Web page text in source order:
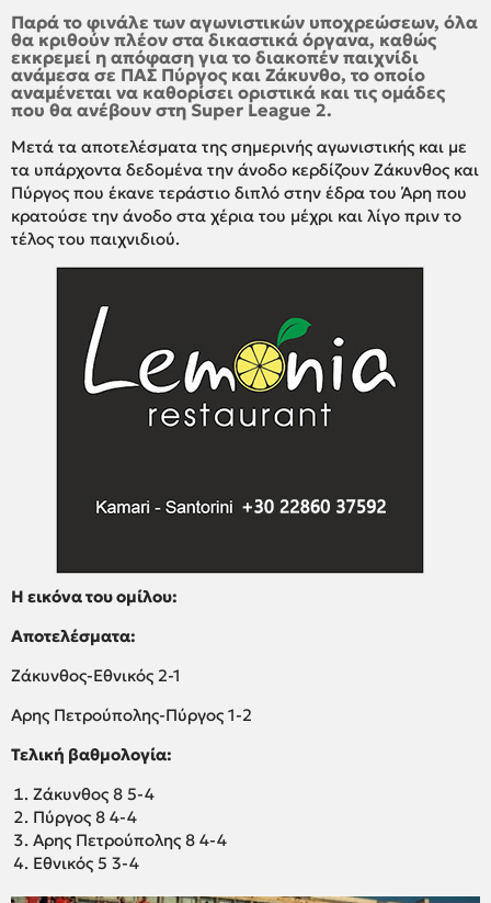
Παρά το φινάλε των αγωνιστικών υποχρεώσεων, όλα
θα κριθούν πλέον στα δικαστικά όργανα, καθώς
εκκρεμεί η απόφαση για το διακοπέν παιχνίδι
ανάμεσα σε ΠΑΣ Πύργος και Ζάκυνθο, το οποίο
αναμένεται να καθορίσει οριστικά και τις ομάδες
που θα ανέβουν στη Super League 2.
Μετά τα αποτελέσματα της σημερινής αγωνιστικής και με
τα υπάρχοντα δεδομένα την άνοδο κερδίζουν Ζάκυνθος και
Πύργος που έκανε τεράστιο διπλό στην έδρα του Άρη που
κρατούσε την άνοδο στα χέρια του μέχρι και λίγο πριν το
τέλος του παιχνιδιού.
Η εικόνα του ομίλου:
Αποτελέσματα:
Ζάκυνθος-Εθνικός 2-1
Αρης Πετρούπολης-Πύργος 1-2
Τελική βαθμολογία:
Ζάκυνθος 8 5-4
Πύργος 8 4-4
Αρης Πετρούπολης 8 4-4
Εθνικός 5 3-4